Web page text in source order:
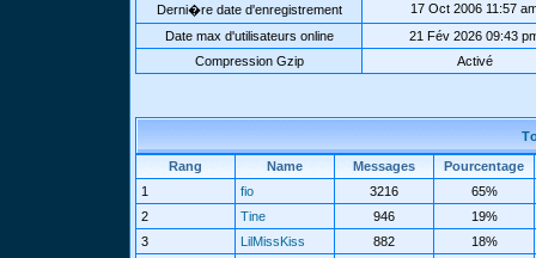
Derni�re date d'enregistrement
17 Oct 2006 11:57
Date max d'utilisateurs online
21 Fév 2026 09:43
Compression Gzip
Activé
Rang Name Messages
Pourcentage
1
fio 3216
65%
2
Tine 946
19%
3
LilMissKiss 882
18%